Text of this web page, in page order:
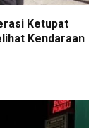
Ketupat
Kendaraan